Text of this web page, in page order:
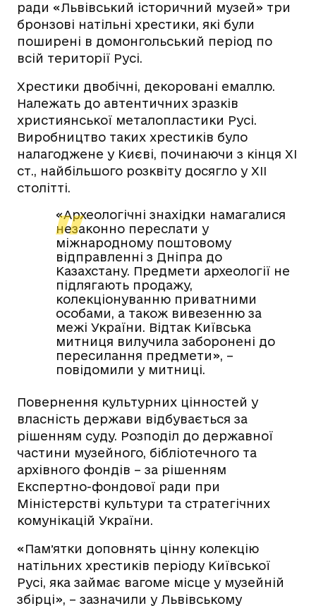
ради «Львівський історичний музей» три
бронзові натільні хрестики, які були
поширені в домонгольський період по
всій території Русі.
Хрестики двобічні, декоровані емаллю.
Належать до автентичних зразків
християнської металопластики Русі.
Виробництво таких хрестиків було
налагоджене у Києві, починаючи з кінця ХІ
ст., найбільшого розквіту досягло у ХІІ
столітті.
«Археологічні знахідки намагалися
незаконно переслати у
міжнародному поштовому
відправленні з Дніпра до
Казахстану. Предмети археології не
підлягають продажу,
колекціонуванню приватними
особами, а також вивезенню за
межі України. Відтак Київська
митниця вилучила заборонені до
пересилання предмети», –
повідомили у митниці.
Повернення культурних цінностей у
власність держави відбувається за
рішенням суду. Розподіл до державної
частини музейного, бібліотечного та
архівного фондів – за рішенням
Експертно-фондової ради при
Міністерстві культури та стратегічних
комунікацій України.
«Памʼятки доповнять цінну колекцію
натільних хрестиків періоду Київської
Русі, яка займає вагоме місце у музейній
збірці», – зазначили у Львівському